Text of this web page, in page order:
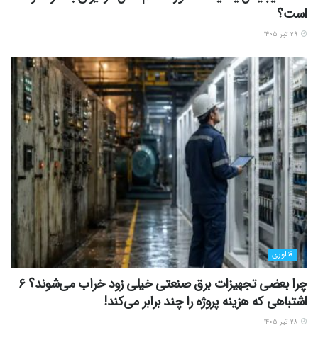
است؟
فناوری
چرا بعضی تجهیزات برق صنعتی خیلی زود خراب می‌شوند؟ ۶
اشتباهی که هزینه پروژه را چند برابر می‌کند!